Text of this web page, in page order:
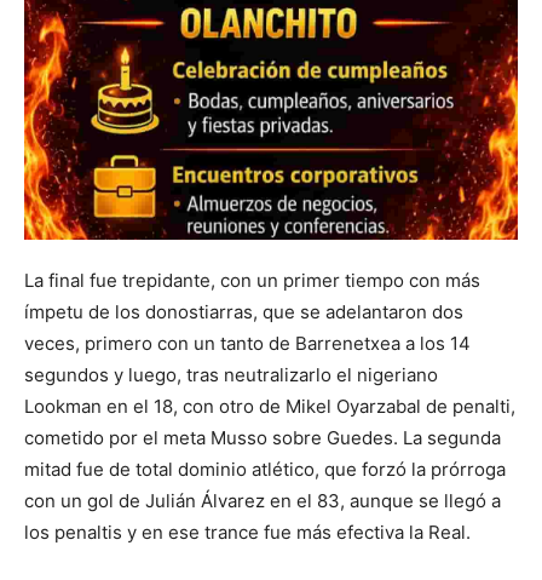
La final fue trepidante, con un primer tiempo con más
ímpetu de los donostiarras, que se adelantaron dos
veces, primero con un tanto de Barrenetxea a los 14
segundos y luego, tras neutralizarlo el nigeriano
Lookman en el 18, con otro de Mikel Oyarzabal de penalti,
cometido por el meta Musso sobre Guedes. La segunda
mitad fue de total dominio atlético, que forzó la prórroga
con un gol de Julián Álvarez en el 83, aunque se llegó a
los penaltis y en ese trance fue más efectiva la Real.